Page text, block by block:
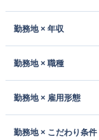
勤務地 × 年収
勤務地 × 職種
勤務地 × 雇用形態
勤務地 × こだわり条件